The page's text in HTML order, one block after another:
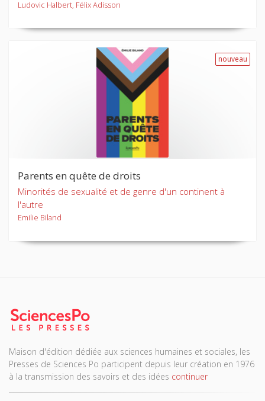
Ludovic Halbert, Félix Adisson
nouveau
Parents en quête de droits
Minorités de sexualité et de genre d'un continent à
l'autre
Emilie Biland
Maison d'édition dédiée aux sciences humaines et sociales, les
Presses de Sciences Po participent depuis leur création en 1976
à la transmission des savoirs et des idées continuer